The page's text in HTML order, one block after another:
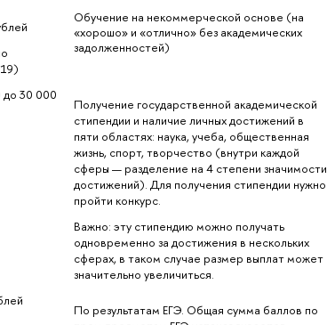
Обучение на некоммерческой основе (на
«хорошо» и «отлично» без академических
задолженностей)
до 30 000
Получение государственной академической
стипендии и наличие личных достижений в
пяти областях: наука, учеба, общественная
жизнь, спорт, творчество (внутри каждой
сферы — разделение на 4 степени значимости
достижений). Для получения стипендии нужно
пройти конкурс.
Важно: эту стипендию можно получать
одновременно за достижения в нескольких
сферах, в таком случае размер выплат может
значительно увеличиться.
По результатам ЕГЭ. Общая сумма баллов по